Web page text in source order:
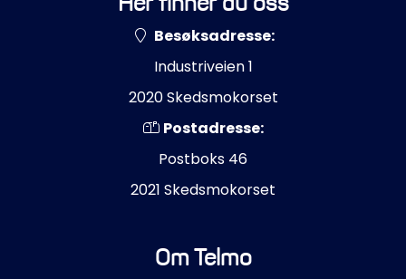
Besøksadresse:
Industriveien 1
2020 Skedsmokorset
Postadresse:
Postboks 46
2021 Skedsmokorset
Om Telmo